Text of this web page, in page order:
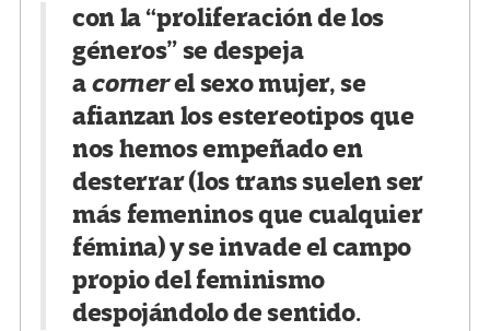
con la “proliferación de los
géneros” se despeja
acornerelsexo mujer, se
afianzan los estereotipos que
nos hemos empeñado en
desterrar (los trans suelen ser
más femeninos que cualquier
fémina) y se invade el campo
propio del feminismo
despojándolo de sentido.